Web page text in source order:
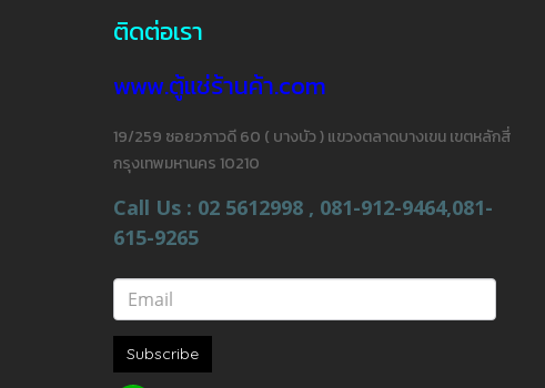
ติดต่อเรา
www.ตู้แช่ร้านค้า.com
19/259 ซอยวภาวดี 60 ( บางบัว ) แขวงตลาดบางเขน เขตหลักสี่
กรุงเทพมหานคร 10210
Call Us : 02 5612998 , 081-912-9464,081-
615-9265
Subscribe